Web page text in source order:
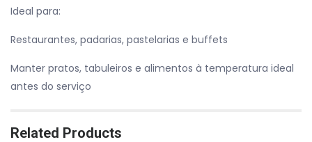
Ideal para:
Restaurantes, padarias, pastelarias e buffets
Manter pratos, tabuleiros e alimentos à temperatura ideal
antes do serviço
Related Products